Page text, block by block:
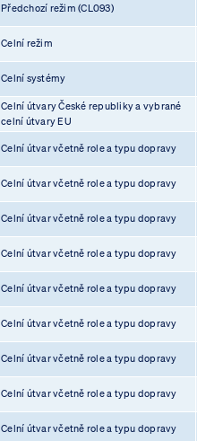
Předchozí režim (CL093)
Celní režim
Celní systémy
Celní útvary České republiky a vybrané
celní útvary EU
Celní útvar včetně role a typu dopravy
Celní útvar včetně role a typu dopravy
Celní útvar včetně role a typu dopravy
Celní útvar včetně role a typu dopravy
Celní útvar včetně role a typu dopravy
Celní útvar včetně role a typu dopravy
Celní útvar včetně role a typu dopravy
Celní útvar včetně role a typu dopravy
Celní útvar včetně role a typu dopravy